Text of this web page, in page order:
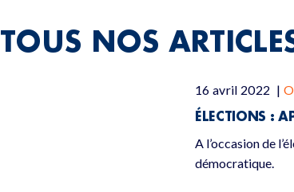
TOUS NOS
16 avril 2022 |
ÉLECTIONS :
A l’occasion de
démocratique.